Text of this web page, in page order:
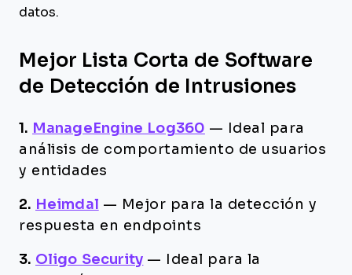
datos.
Mejor Lista Corta de Software
de Detección de Intrusiones
1. ManageEngine Log360 —
Ideal para
análisis de comportamiento de usuarios
y entidades
2. Heimdal — Mejor para la detección y
respuesta en endpoints
3. Oligo Security —
Ideal para la